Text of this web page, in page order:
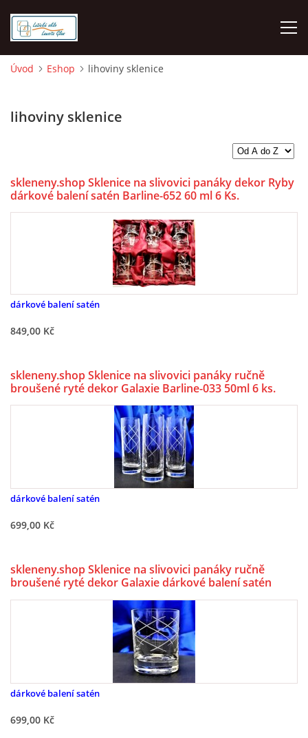
ÚVOD
MALOOBCHOD LUŽICKÉ SKLO
HODNOCENÍ Z HEURÉKY
OBCHODNÍ PODMÍNKY, REKLAMAČNÍ ŘÁD I FORMULÁŘ
ESHOP
SKLENĚNÝ SHOP LSG
Martin Gőrner
Prokopa Velikého 535
© 2026 eStránky.cz | WebSlice |Tisk|Aktualizováno: 5. 6. 2026
Nahoru ↑
Úvod Eshop lihoviny sklenice
lihoviny sklenice
skleneny.shop Sklenice na slivovici panáky dekor Ryby
dárkové balení satén Barline-652 60 ml 6 Ks.
dárkové balení satén
849,00 Kč
skleneny.shop Sklenice na slivovici panáky ručně
broušené ryté dekor Galaxie Barline-033 50ml 6 ks.
dárkové balení satén
699,00 Kč
skleneny.shop Sklenice na slivovici panáky ručně
broušené ryté dekor Galaxie dárkové balení satén
dárkové balení satén
699,00 Kč